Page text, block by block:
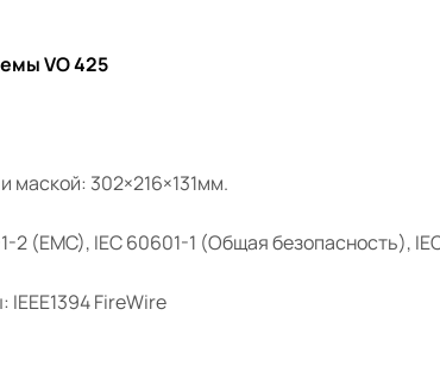
VO 425
маской: 302×216×131мм.
2 (EMC), IEC 60601-1 (Общая безопасность),
FireWire